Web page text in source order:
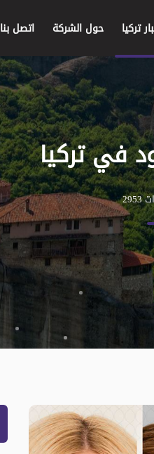
تركيا حول الشركة اتصل بنا
في تركيا